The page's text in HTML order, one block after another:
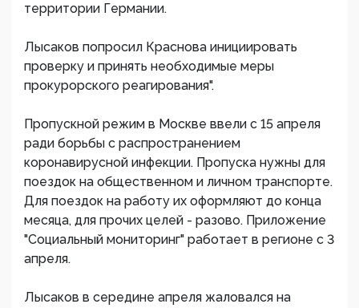
территории Германии.
Лысаков попросил Краснова инициировать
проверку и принять необходимые меры
прокурорского реагирования".
Пропускной режим в Москве ввели с 15 апреля
ради борьбы с распространением
коронавирусной инфекции. Пропуска нужны для
поездок на общественном и личном транспорте.
Для поездок на работу их оформляют до конца
месяца, для прочих целей - разово. Приложение
"Социальный мониторинг" работает в регионе с 3
апреля.
Лысаков в середине апреля жаловался на